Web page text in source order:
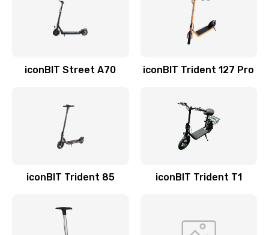
iconBIT Street A70 iconBIT Trident 127 Pro
iconBIT Trident 85 iconBIT Trident T1